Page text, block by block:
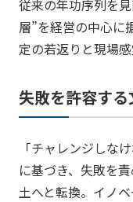
従来の年功序列を
層”を経営の中心に
定の若返りと現場
失敗を許容す
「チャレンジしな
に基づき、失敗を
土へと転換。イノ